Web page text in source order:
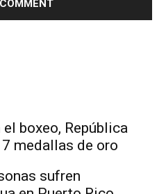
boxeo, República
medallas de oro
sufren